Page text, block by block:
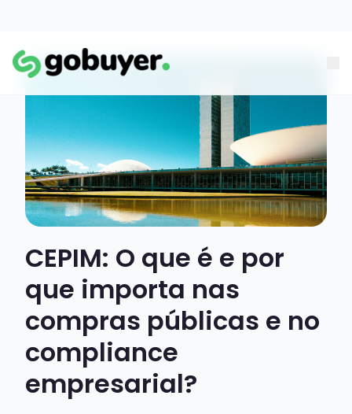
CEPIM: O que é e por
que importa nas
compras públicas e no
compliance
empresarial?